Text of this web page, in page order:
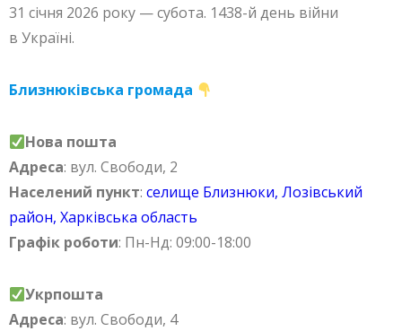
31 січня 2026 року — субота. 1438-й день війни
в Україні.
Близнюківська громада
Нова пошта
Адреса: вул. Свободи, 2
Населений пункт: селище Близнюки, Лозівський
район, Харківська область
Графік роботи: Пн-Нд: 09:00-18:00
Укрпошта
Адреса: вул. Свободи, 4